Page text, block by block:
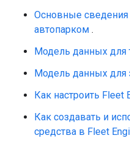
Основные сведения
автопарком .
Модель данных для
Модель данных для
Как настроить Fleet
Как создавать и
средства в Fleet